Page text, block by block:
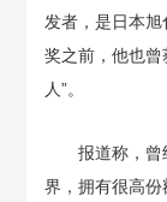
发者，是日本
奖之前，他也曾
人”。
报道称，
界，拥有很高